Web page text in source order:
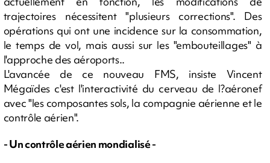
trajectoires nécessitent "plusieurs corrections". Des
opérations qui ont une incidence sur la consommation,
le temps de vol, mais aussi sur les "embouteillages" à
l'approche des aéroports..
L'avancée de ce nouveau FMS, insiste Vincent
Mégaïdes c'est l'interactivité du cerveau de l?aéronef
avec "les composantes sols, la compagnie aérienne et le
contrôle aérien".
- Un contrôle aérien mondialisé -